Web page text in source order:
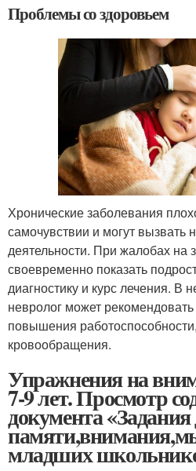
Проблемы со здоровьем
Хронические заболевания
самочувствии и могут вызвать
деятельности. При жалобах на
своевременно показать
диагностику и курс лечения. В
невролог может
повышения
кровообращения.
Упражнения на
7-9 лет. Просмотр
документа
младших